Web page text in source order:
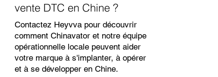
vente DTC en Chine ?
Contactez Heyvva pour découvrir
comment Chinavator et notre équipe
opérationnelle locale peuvent aider
votre marque à s'implanter, à opérer
et à se développer en Chine.